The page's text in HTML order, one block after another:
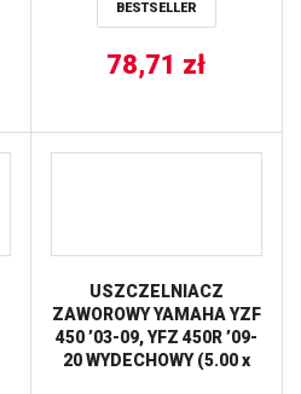
BESTSELLER
78,71 zł
USZCZELNIACZ
ZAWOROWY YAMAHA YZF
450 ’03-09, YFZ 450R ’09-
20 WYDECHOWY (5.00 x